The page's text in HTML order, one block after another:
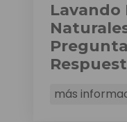
Lavando
más